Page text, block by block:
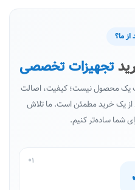
از ما؟
تجهیزات تخصصی
یک محصول نیست؛ کیفیت، اصالت
یک خرید مطمئن است. ما تلاش
شما ساده‌تر کنیم.
01